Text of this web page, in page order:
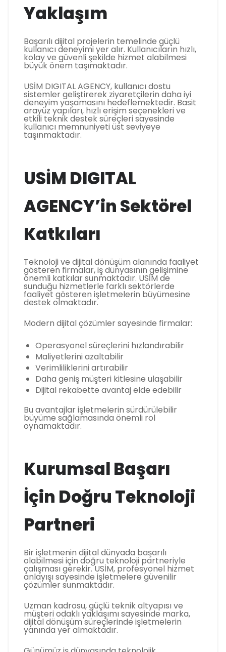
Yaklaşım
Başarılı dijital projelerin temelinde güçlü
kullanıcı deneyimi yer alır. Kullanıcıların hızlı,
kolay ve güvenli şekilde hizmet alabilmesi
büyük önem taşımaktadır.
USİM DIGITAL AGENCY, kullanıcı dostu
sistemler geliştirerek ziyaretçilerin daha iyi
deneyim yaşamasını hedeflemektedir. Basit
arayüz yapıları, hızlı erişim seçenekleri ve
etkili teknik destek süreçleri sayesinde
kullanıcı memnuniyeti üst seviyeye
taşınmaktadır.
USİM DIGITAL
AGENCY’in Sektörel
Katkıları
Teknoloji ve dijital dönüşüm alanında faaliyet
gösteren firmalar, iş dünyasının gelişimine
önemli katkılar sunmaktadır. USİM de
sunduğu hizmetlerle farklı sektörlerde
faaliyet gösteren işletmelerin büyümesine
destek olmaktadır.
Modern dijital çözümler sayesinde firmalar:
Operasyonel süreçlerini hızlandırabilir
Maliyetlerini azaltabilir
Verimliliklerini artırabilir
Daha geniş müşteri kitlesine ulaşabilir
Dijital rekabette avantaj elde edebilir
Bu avantajlar işletmelerin sürdürülebilir
büyüme sağlamasında önemli rol
oynamaktadır.
Kurumsal Başarı
İçin Doğru Teknoloji
Partneri
Bir işletmenin dijital dünyada başarılı
olabilmesi için doğru teknoloji partneriyle
çalışması gerekir. USİM, profesyonel hizmet
anlayışı sayesinde işletmelere güvenilir
çözümler sunmaktadır.
Uzman kadrosu, güçlü teknik altyapısı ve
müşteri odaklı yaklaşımı sayesinde marka,
dijital dönüşüm süreçlerinde işletmelerin
yanında yer almaktadır.